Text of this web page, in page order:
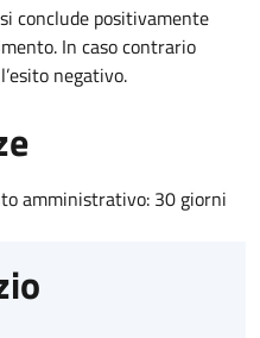
conclude positivamente
In caso contrario
negativo.
amministrativo: 30 giorni